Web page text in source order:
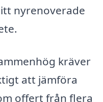
nyrenoverade
kräver
att jämföra
offert från flera